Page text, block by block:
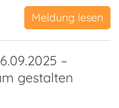
Meldung lesen
–
gestalten